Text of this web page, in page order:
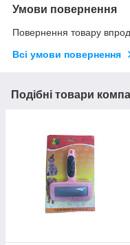
Умови повернення
Повернення товару
Всі умови повернення
Подібні товари